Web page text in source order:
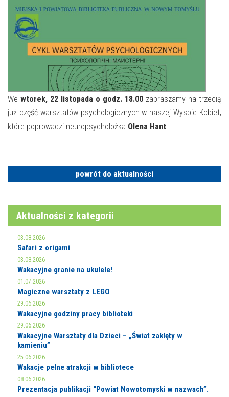
NAJBLIŻSZE WYDARZENIA
WYDARZENIA BIEŻĄCE
WYDARZYŁO SIĘ
NASZA OFERTA
STREFA WIEDZY O REGIONIE
STREFA KOLORU
FORMY STAŁE
NASZE FILIE
POLECANE STRONY
FOTO
O NAS
We wtorek, 22 listopada o godz. 18.00 zapraszamy na trzecią
już część warsztatów psychologicznych w naszej Wyspie Kobiet,
które poprowadzi neuropsycholożka Olena Hant.
powrót do aktualności
Aktualności z kategorii
03.08.2026
Safari z origami
03.08.2026
Wakacyjne granie na ukulele!
01.07.2026
Magiczne warsztaty z LEGO
29.06.2026
Wakacyjne godziny pracy biblioteki
29.06.2026
Wakacyjne Warsztaty dla Dzieci – „Świat zaklęty w
kamieniu”
25.06.2026
Wakacje pełne atrakcji w bibliotece
08.06.2026
Prezentacja publikacji “Powiat Nowotomyski w nazwach”.